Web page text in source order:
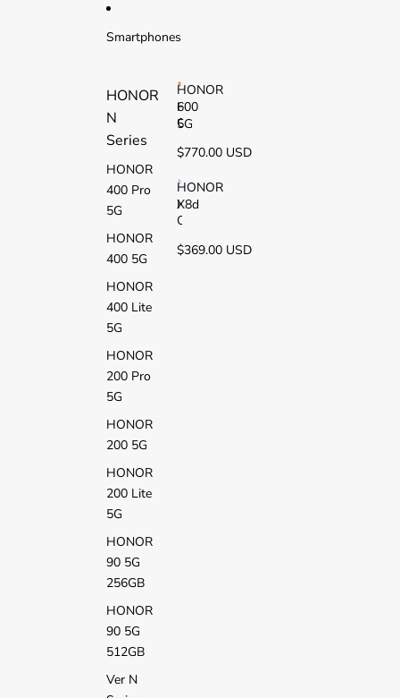
Smartphones
HONOR
N
Series
HONOR
400 Pro
5G
HONOR
400 5G
HONOR
400 Lite
5G
HONOR
200 Pro
5G
HONOR
200 5G
HONOR
200 Lite
5G
HONOR
90 5G
256GB
HONOR
90 5G
512GB
Ver N
HONOR
600
5G
H
O
O
6
0
0
G
$770.00 USD
HONOR
X8d
H
O
O
$369.00 USD